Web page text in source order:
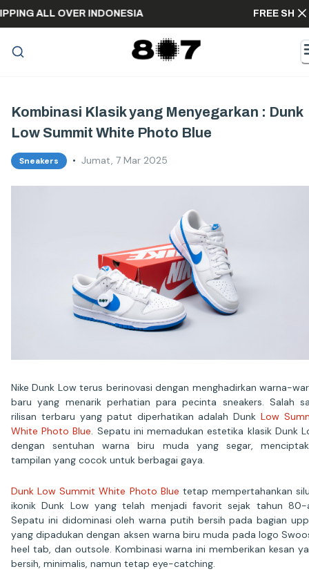
SHIPPING ALL OVER INDONESIA FREE
Kombinasi Klasik yang Menyegarkan : Dunk
Low Summit White Photo Blue
Sneakers • Jumat, 7 Mar 2025
Nike Dunk Low terus berinovasi dengan menghadirkan warna-
baru yang menarik perhatian para pecinta sneakers. Salah
rilisan terbaru yang patut diperhatikan adalah DunkLow
White Photo Blue. Sepatu ini memadukan estetika klasik Dunk
dengan sentuhan warna biru muda yang segar,
tampilan yang cocok untuk berbagai gaya.
Dunk Low Summit White Photo Blue tetap mempertahankan
ikonik Dunk Low yang telah menjadi favorit sejak tahun 80-
Sepatu ini didominasi oleh warna putih bersih pada bagian
yang dipadukan dengan aksen warna biru muda pada logo
heel tab, dan outsole. Kombinasi warna ini memberikan kesan
bersih, minimalis, namun tetap eye-catching.